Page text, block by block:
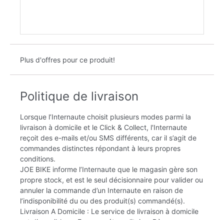
Plus d'offres pour ce produit!
Politique de livraison
Lorsque l’Internaute choisit plusieurs modes parmi la
livraison à domicile et le Click & Collect, l'Internaute
reçoit des e-mails et/ou SMS différents, car il s’agit de
commandes distinctes répondant à leurs propres
conditions.
JOE BIKE informe l’Internaute que le magasin gère son
propre stock, et est le seul décisionnaire pour valider ou
annuler la commande d’un Internaute en raison de
l’indisponibilité du ou des produit(s) commandé(s).
Livraison A Domicile : Le service de livraison à domicile